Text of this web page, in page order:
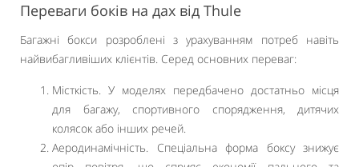
Переваги боків на дах від Thule
Багажні бокси розроблені з урахуванням потреб навіть
найвибагливіших клієнтів. Серед основних переваг:
Місткість. У моделях передбачено достатньо місця
для багажу, спортивного спорядження, дитячих
колясок або інших речей.
Аеродинамічність. Спеціальна форма боксу знижує